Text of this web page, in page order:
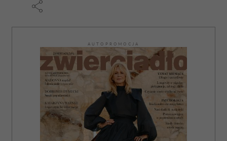
AUTOPROMOCJA